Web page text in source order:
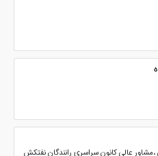
عالی کانون سراسری رانندگان نفتکش